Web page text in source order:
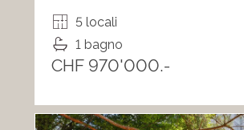
5 locali
1 bagno
CHF 970'000.-